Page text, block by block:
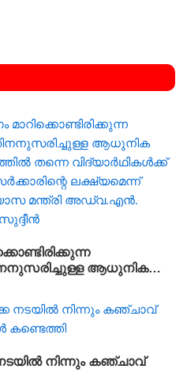
ആധുനിക
സർക്കാരിന്റെ
മന്ത്രി
നിന്നും കഞ്ചാവ്